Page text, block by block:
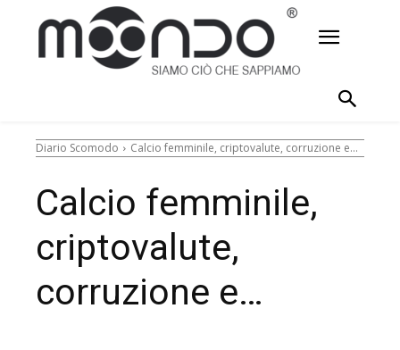
Diario Scomodo Calcio femminile, criptovalute, corruzione e...
Calcio femminile,
criptovalute,
corruzione e…